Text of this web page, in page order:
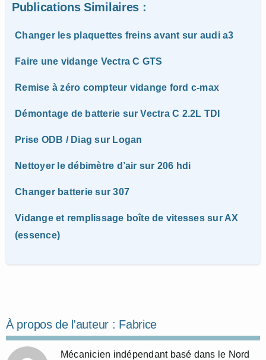
Publications Similaires :
Changer les plaquettes freins avant sur audi a3
Faire une vidange Vectra C GTS
Remise à zéro compteur vidange ford c-max
Démontage de batterie sur Vectra C 2.2L TDI
Prise ODB / Diag sur Logan
Nettoyer le débimètre d’air sur 206 hdi
Changer batterie sur 307
Vidange et remplissage boîte de vitesses sur AX
(essence)
À propos de l'auteur : Fabrice
Mécanicien indépendant basé dans le Nord